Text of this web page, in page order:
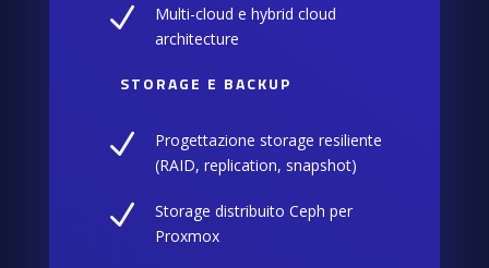
N
Multi-cloud e hybrid cloud
architecture
STORAGE E BACKUP
N
Progettazione storage resiliente
(RAID, replication, snapshot)
N
Storage distribuito Ceph per
Proxmox